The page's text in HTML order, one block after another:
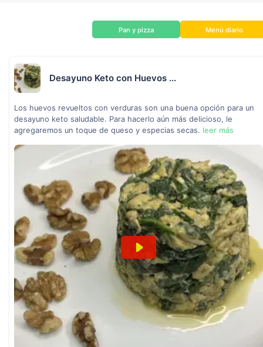
Pan y pizza Menú diario
Desayuno Keto con Huevos ...
Los huevos revueltos con verduras son una buena opción para un
desayuno keto saludable. Para hacerlo aún más delicioso, le
agregaremos un toque de queso y especias secas. leer más